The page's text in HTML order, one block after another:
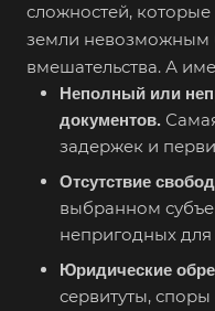
сложностей, которые
земли невозможным
вмешательства. А
Неполный или
документов.
задержек и
Отсутствие
выбранном
непригодных для
Юридические
сервитуты,